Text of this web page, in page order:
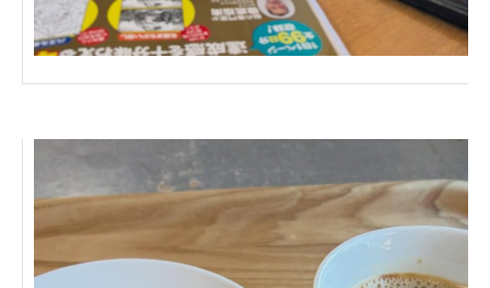
Angkor-Japan Friendship International
Hospital
ィアン中学校
NGO共生の家
G-COM JOINT STOCK COMPANY
海外子会社・合弁会社
上海介護施設